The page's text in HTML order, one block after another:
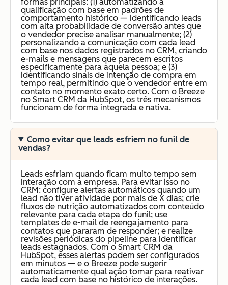
qualificação com base em padrões de
comportamento histórico — identificando leads
com alta probabilidade de conversão antes que
o vendedor precise analisar manualmente; (2)
personalizando a comunicação com cada lead
com base nos dados registrados no CRM, criando
e-mails e mensagens que parecem escritos
especificamente para aquela pessoa; e (3)
identificando sinais de intenção de compra em
tempo real, permitindo que o vendedor entre em
contato no momento exato certo. Com o Breeze
no Smart CRM da HubSpot, os três mecanismos
funcionam de forma integrada e nativa.
Como evitar que leads esfriem no funil de
vendas?
Leads esfriam quando ficam muito tempo sem
interação com a empresa. Para evitar isso no
CRM: configure alertas automáticos quando um
lead não tiver atividade por mais de X dias; crie
fluxos de nutrição automatizados com conteúdo
relevante para cada etapa do funil; use
templates de e-mail de reengajamento para
contatos que pararam de responder; e realize
revisões periódicas do pipeline para identificar
leads estagnados. Com o Smart CRM da
HubSpot, esses alertas podem ser configurados
em minutos — e o Breeze pode sugerir
automaticamente qual ação tomar para reativar
cada lead com base no histórico de interações.